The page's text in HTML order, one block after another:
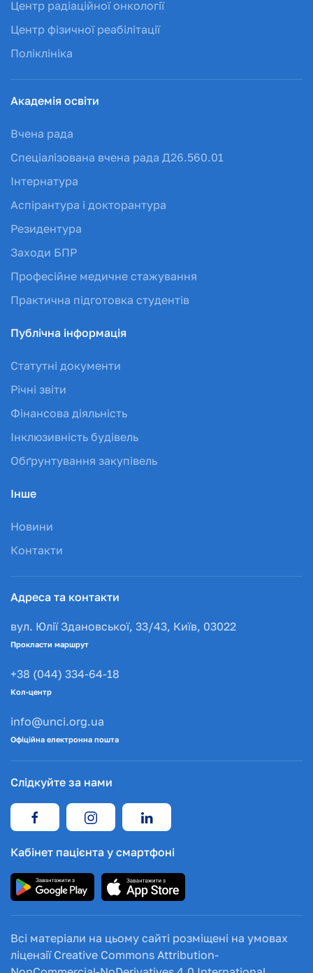
Центр радіаційної онкології
Центр фізичної реабілітації
Поліклініка
Академія освіти
Вчена рада
Спеціалізована вчена рада Д26.560.01
Інтернатура
Аспірантура і докторантура
Резидентура
Заходи БПР
Професійне медичне стажування
Практична підготовка студентів
Публічна інформація
Статутні документи
Річні звіти
Фінансова діяльність
Інклюзивність будівель
Обґрунтування закупівель
Інше
Новини
Контакти
Адреса та контакти
вул. Юлії Здановської, 33/43, Київ, 03022
Прокласти маршрут
+38 (044) 334-64-18
Кол-центр
info@unci.org.ua
Офіційна електронна пошта
Слідкуйте за нами
Кабінет пацієнта у смартфоні
Всі матеріали на цьому сайті розміщені на умовах
ліцензії Creative Commons Attribution-